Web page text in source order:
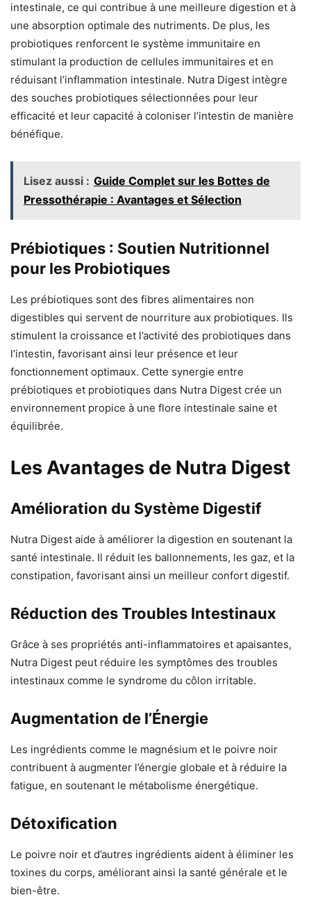
intestinale, ce qui contribue à une meilleure digestion et à
une absorption optimale des nutriments. De plus, les
probiotiques renforcent le système immunitaire en
stimulant la production de cellules immunitaires et en
réduisant l’inflammation intestinale. Nutra Digest intègre
des souches probiotiques sélectionnées pour leur
efficacité et leur capacité à coloniser l’intestin de manière
bénéfique.
Lisez aussi : Guide Complet sur les Bottes de
Pressothérapie : Avantages et Sélection
Prébiotiques : Soutien Nutritionnel
pour les Probiotiques
Les prébiotiques sont des fibres alimentaires non
digestibles qui servent de nourriture aux probiotiques. Ils
stimulent la croissance et l’activité des probiotiques dans
l’intestin, favorisant ainsi leur présence et leur
fonctionnement optimaux. Cette synergie entre
prébiotiques et probiotiques dans Nutra Digest crée un
environnement propice à une flore intestinale saine et
équilibrée.
Les Avantages de Nutra Digest
Amélioration du Système Digestif
Nutra Digest aide à améliorer la digestion en soutenant la
santé intestinale. Il réduit les ballonnements, les gaz, et la
constipation, favorisant ainsi un meilleur confort digestif.
Réduction des Troubles Intestinaux
Grâce à ses propriétés anti-inflammatoires et apaisantes,
Nutra Digest peut réduire les symptômes des troubles
intestinaux comme le syndrome du côlon irritable.
Augmentation de l’Énergie
Les ingrédients comme le magnésium et le poivre noir
contribuent à augmenter l’énergie globale et à réduire la
fatigue, en soutenant le métabolisme énergétique.
Détoxification
Le poivre noir et d’autres ingrédients aident à éliminer les
toxines du corps, améliorant ainsi la santé générale et le
bien-être.